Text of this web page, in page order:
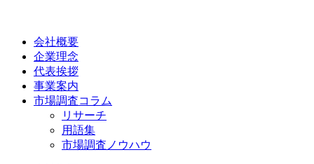
会社概要
企業理念
代表挨拶
事業案内
市場調査コラム
リサーチ
用語集
市場調査ノウハウ